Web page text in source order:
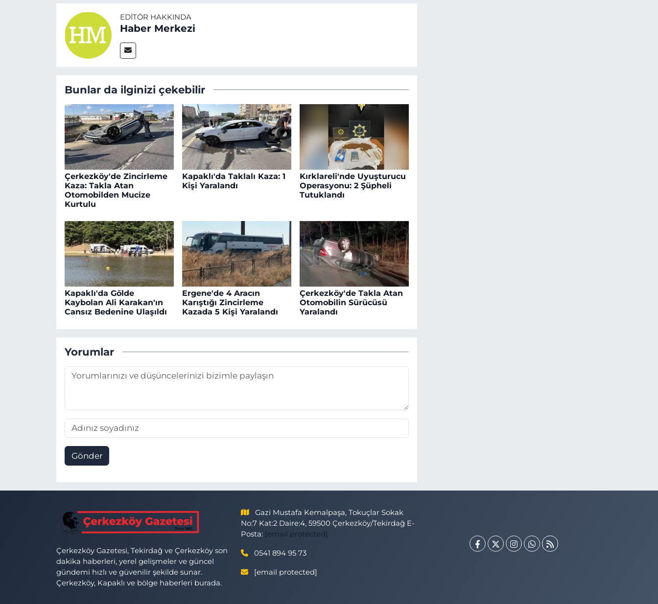
EDITÖR HAKKINDA
Haber Merkezi
Bunlar da ilginizi çekebilir
Çerkezköy'de Zincirleme
Kaza: Takla Atan
Otomobilden Mucize
Kurtulu
Kapaklı'da Taklalı Kaza: 1
Kişi Yaralandı
Kırklareli'nde Uyuşturucu
Operasyonu: 2 Şüpheli
Tutuklandı
Kapaklı'da Gölde
Kaybolan Ali Karakan'ın
Cansız Bedenine Ulaşıldı
Ergene'de 4 Aracın
Karıştığı Zincirleme
Kazada 5 Kişi Yaralandı
Çerkezköy'de Takla Atan
Otomobilin Sürücüsü
Yaralandı
Yorumlar
Gönder
Çerkezköy Gazetesi, Tekirdağ ve Çerkezköy son
dakika haberleri, yerel gelişmeler ve güncel
gündemi hızlı ve güvenilir şekilde sunar.
Çerkezköy, Kapaklı ve bölge haberleri burada.
Gazi Mustafa Kemalpaşa, Tokuçlar Sokak
No:7 Kat:2 Daire:4, 59500 Çerkezköy/Tekirdağ E-
Posta: [email protected]
0541 894 95 73
[email protected]